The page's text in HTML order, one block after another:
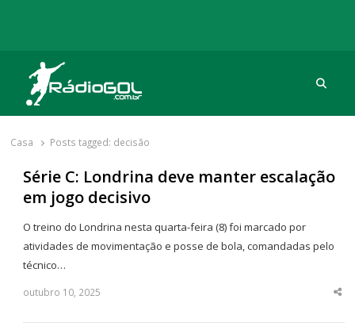
Rádio Gol
Há mais de 20 anos com as melhores coberturas
Casa Posts tagged: decisão
Série C: Londrina deve manter escalação
em jogo decisivo
O treino do Londrina nesta quarta-feira (8) foi marcado por
atividades de movimentação e posse de bola, comandadas pelo
técnico…
outubro 10, 2025